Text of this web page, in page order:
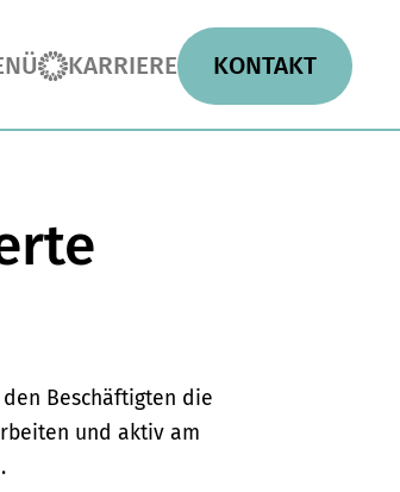
KARRIERE KONTAKT
Beschäftigten die
und aktiv am